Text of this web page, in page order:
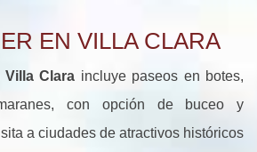
EN VILLA CLARA
Villa Clara incluye paseos en botes,
con opción de buceo y
a ciudades de atractivos históricos